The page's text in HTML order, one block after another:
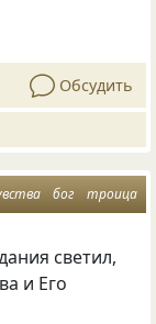
Обсудить
бог троица
светил,
и Его